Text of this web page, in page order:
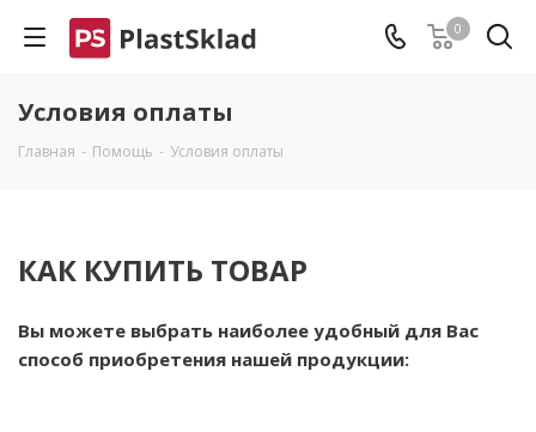
0
Условия оплаты
Главная - Помощь - Условия оплаты
КАК КУПИТЬ ТОВАР
Вы можете выбрать наиболее удобный для Вас
способ приобретения нашей продукции: